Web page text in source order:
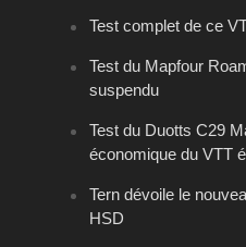
Test complet de ce
Test du Mapfour
suspendu
Test du Duotts C29
économique du VTT
Tern dévoile le
HSD